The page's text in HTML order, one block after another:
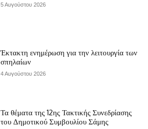
5 Αυγούστου 2026
Έκτακτη ενημέρωση για την λειτουργία των
σπηλαίων
4 Αυγούστου 2026
Τα θέματα της 12ης Τακτικής Συνεδρίασης
του Δημοτικού Συμβουλίου Σάμης